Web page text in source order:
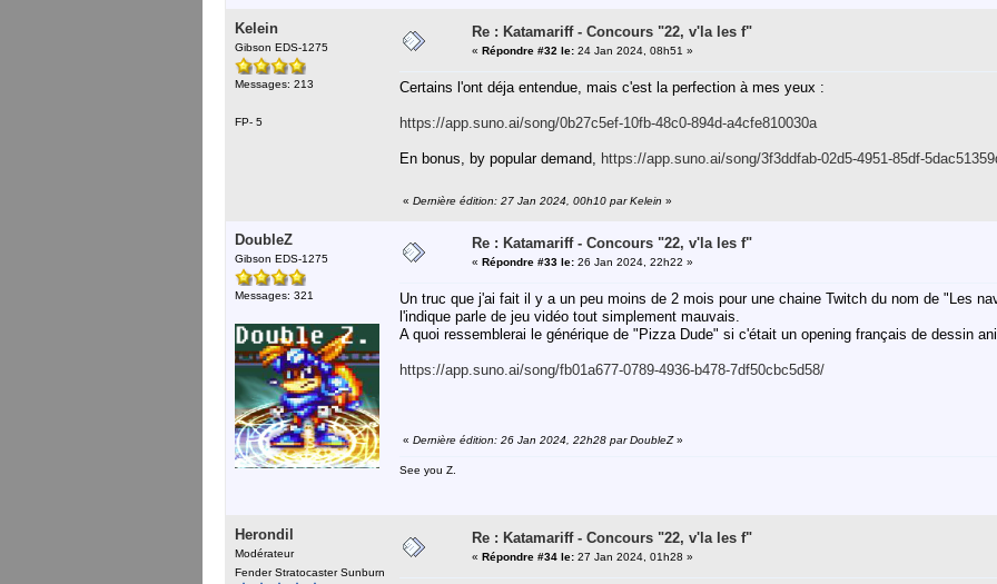
Kelein
Gibson EDS-1275
Messages: 213
FP- 5
Re : Katamariff - Concours "22, v'la les f"
« Répondre #32 le: 24 Jan 2024, 08h51 »
Certains l'ont déja entendue, mais c'est la perfection à mes yeux :
https://app.suno.ai/song/0b27c5ef-10fb-48c0-894d-a4cfe810030a
En bonus, by popular demand, https://app.suno.ai/song/3f3ddfab-02d5-4951-85df-
« Dernière édition: 27 Jan 2024, 00h10 par Kelein »
DoubleZ
Gibson EDS-1275
Messages: 321
Re : Katamariff - Concours "22, v'la les f"
« Répondre #33 le: 26 Jan 2024, 22h22 »
Un truc que j'ai fait il y a un peu moins de 2 mois pour une chaine Twitch du nom de "Les
l'indique parle de jeu vidéo tout simplement mauvais.
A quoi ressemblerai le générique de "Pizza Dude" si c'était un opening français de dessin
https://app.suno.ai/song/fb01a677-0789-4936-b478-7df50cbc5d58/
« Dernière édition: 26 Jan 2024, 22h28 par DoubleZ»
See you Z.
Herondil
Modérateur
Fender Stratocaster Sunburn
Re : Katamariff - Concours "22, v'la les f"
« Répondre #34 le: 27 Jan 2024, 01h28 »